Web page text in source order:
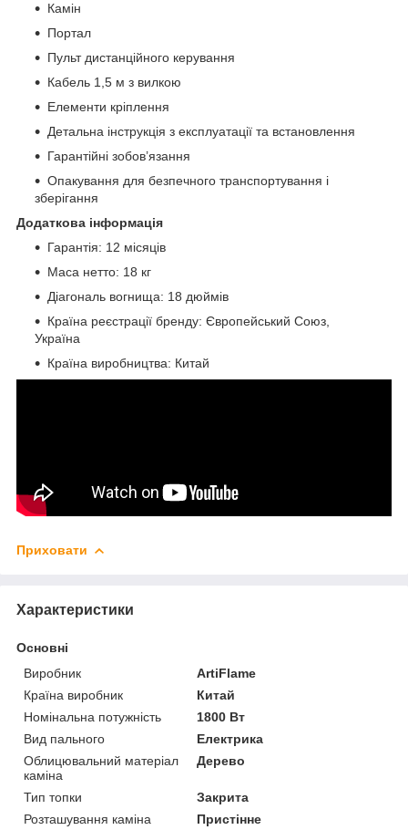
Камін
Портал
Пульт дистанційного керування
Кабель 1,5 м з вилкою
Елементи кріплення
Детальна інструкція з експлуатації та встановлення
Гарантійні зобов’язання
Опакування для безпечного транспортування і
зберігання
Додаткова інформація
Гарантія: 12 місяців
Маса нетто: 18 кг
Діагональ вогнища: 18 дюймів
Країна реєстрації бренду: Європейський Союз,
Україна
Країна виробництва: Китай
Приховати
Характеристики
Основні
Виробник
ArtiFlame
Країна виробник
Китай
Номінальна потужність
1800 Вт
Вид пального
Електрика
Облицювальний матеріал
каміна
Дерево
Тип топки
Закрита
Розташування каміна
Пристінне